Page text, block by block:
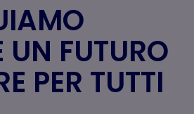
UN FUTURO
PER TUTTI